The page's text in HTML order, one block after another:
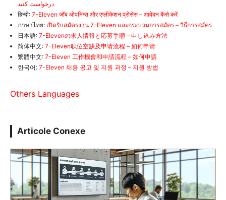
درخواست کنید
हिन्दी: 7-Eleven जॉब ओपनिंग्स और एप्लीकेशन प्रोसेस – आवेदन कैसे करें
ภาษาไทย: เปิดรับสมัครงาน 7-Eleven และกระบวนการสมัคร – วิธีการสมัคร
日本語: 7-Elevenの求人情報と応募手順 – 申し込み方法
简体中文: 7-Eleven职位空缺及申请流程 – 如何申请
繁體中文: 7-Eleven 工作機會和申請流程 – 如何申請
한국어: 7-Eleven 채용 공고 및 지원 과정 – 지원 방법
Others Languages
Articole Conexe